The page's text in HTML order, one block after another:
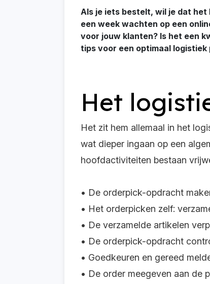
Als je iets bestelt, wil je dat het
een week wachten op een
voor jouw klanten? Is het een
tips voor een optimaal logistiek
Het
Het zit hem allemaal in het
wat dieper ingaan op een
hoofdactiviteiten bestaan
• De orderpick-opdracht
• Het orderpicken zelf:
• De verzamelde artikelen
• De orderpick-opdracht
• Goedkeuren en gereed
• De order meegeven aan de